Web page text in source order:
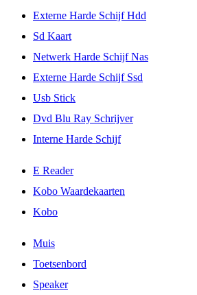
Externe Harde Schijf Hdd
Sd Kaart
Netwerk Harde Schijf Nas
Externe Harde Schijf Ssd
Usb Stick
Dvd Blu Ray Schrijver
Interne Harde Schijf
E Reader
Kobo Waardekaarten
Kobo
Muis
Toetsenbord
Speaker